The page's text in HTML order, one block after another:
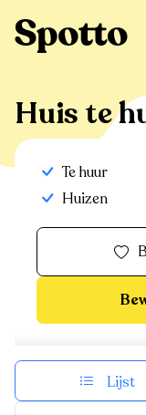
Huis te
Te huur
Huizen
Lijst